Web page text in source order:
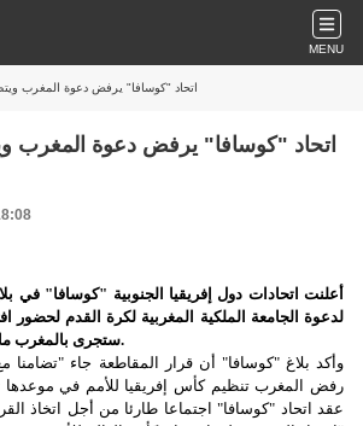
MENU
» اتحاد "كوسافا" يرفض دعوة المغرب
اتحاد "كوسافا" يرفض دعوة المغرب
أعلنت اتحادات دول إفريقيا الجنوبية "كوسافا" في
لدعوة الجامعة الملكية المغربية لكرة القدم لحضور
ستجرى بالمغرب ما بين 10 و20 دجنبر القادم.
وأكد بلاغ "كوسافا" أن قرار المقاطعة جاء "تضامنا مع
رفض المغرب تنظيم كأس إفريقيا للأمم في موعدها
عقد اتحاد "كوسافا" اجتماعا طارئا من أجل اتخاذ